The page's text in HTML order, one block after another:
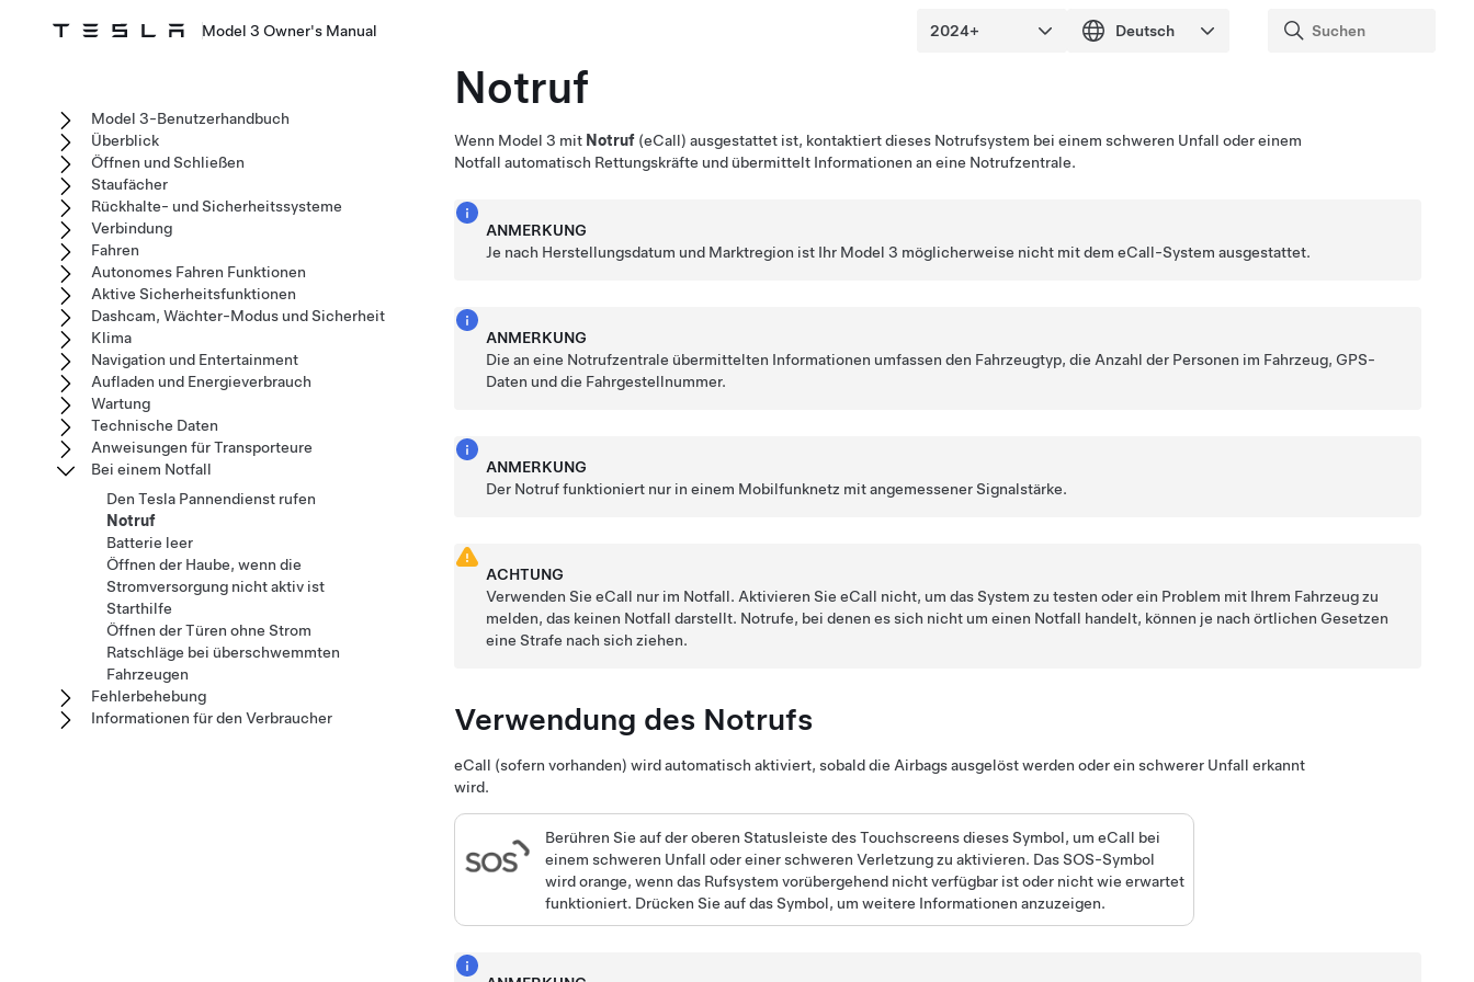
Model 3 Owner's Manual
Notruf
Wenn Model 3 mit Notruf (eCall) ausgestattet ist, kontaktiert dieses Notrufsystem bei einem schweren Unfall oder einem
Notfall automatisch Rettungskräfte und übermittelt Informationen an eine Notrufzentrale.
ANMERKUNG
Je nach Herstellungsdatum und Marktregion ist Ihr Model 3 möglicherweise nicht mit dem eCall-System ausgestattet.
ANMERKUNG
Die aneine Notrufzentrale übermittelten Informationen umfassen den Fahrzeugtyp, die Anzahl der Personen im Fahrzeug, GPS-
Daten und die Fahrgestellnummer.
ANMERKUNG
Der Notruf funktioniert nur in einem Mobilfunknetz mit angemessener Signalstärke.
ACHTUNG
Verwenden Sie eCall nur im Notfall. Aktivieren Sie eCall nicht, um das System zu testen oder ein Problem mit Ihrem Fahrzeug zu
melden, das keinen Notfall darstellt. Notrufe, bei denen es sich nicht um einen Notfall handelt, können je nach örtlichen Gesetzen
eine Strafe nach sich ziehen.
Verwendung des Notrufs
eCall (sofern vorhanden) wird automatisch aktiviert, sobald die Airbags ausgelöst werden oder ein schwerer Unfall erkannt
wird.
Berühren Sie auf der oberen Statusleiste des Touchscreensdieses Symbol, um eCall bei
einem schweren Unfall oder einer schweren Verletzung zu aktivieren. Das SOS-Symbol
wird orange, wenn das Rufsystem vorübergehend nicht verfügbar ist oder nicht wie erwartet
funktioniert. Drücken Sie auf das Symbol, um weitere Informationen anzuzeigen.
Model 3-Benutzerhandbuch
Überblick
Öffnen und Schließen
Staufächer
Rückhalte- und Sicherheitssysteme
Verbindung
Fahren
Autonomes Fahren Funktionen
Aktive Sicherheitsfunktionen
Dashcam, Wächter-Modus und Sicherheit
Klima
Navigation und Entertainment
Aufladen und Energieverbrauch
Wartung
Technische Daten
Anweisungen für Transporteure
Bei einem Notfall
Den Tesla Pannendienst rufen
Notruf
Batterie leer
Öffnen der Haube, wenn die
Stromversorgung nicht aktiv ist
Starthilfe
Öffnen der Türen ohne Strom
Ratschläge bei überschwemmten
Fahrzeugen
Fehlerbehebung
Informationen für den Verbraucher